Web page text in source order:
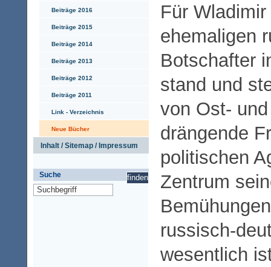
Beiträge 2016
Beiträge 2015
Beiträge 2014
Beiträge 2013
Beiträge 2012
Beiträge 2011
Link - Verzeichnis
Neue Bücher
Inhalt / Sitemap / Impressum
Suche
Für
ehemaligen
Botschafter
stand und
von Ost-
drängende
politischen
Zentrum
russisch-
wesentlich